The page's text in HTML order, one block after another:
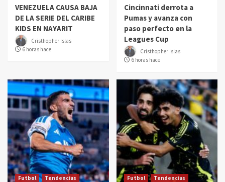
VENEZUELA CAUSA BAJA
DE LA SERIE DEL CARIBE
KIDS EN NAYARIT
Cristhopher Islas
6 horas hace
Cincinnati derrota a
Pumas y avanza con
paso perfecto en la
Leagues Cup
Cristhopher Islas
6 horas hace
Futbol Tendencias Futbol Tendencias